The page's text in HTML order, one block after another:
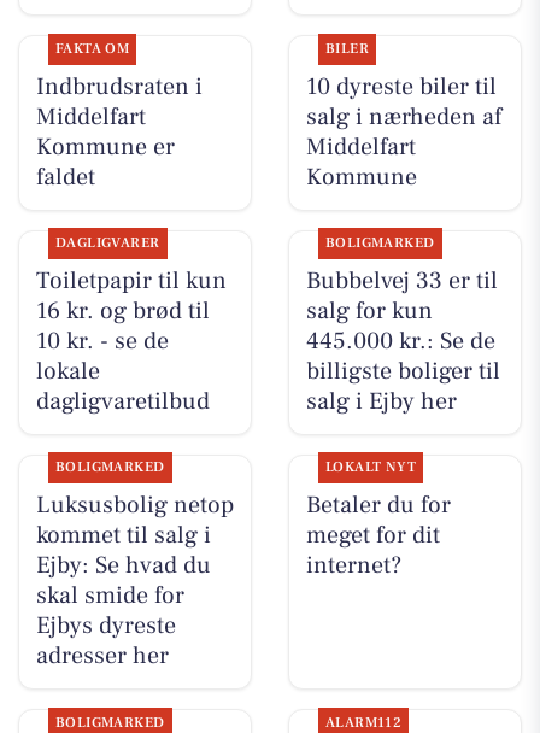
FAKTA OM
Indbrudsraten i
Middelfart
Kommune er
faldet
BILER
10 dyreste biler til
salg i nærheden af
Middelfart
Kommune
DAGLIGVARER
Toiletpapir til kun
16 kr. og brød til
10 kr. - se de
lokale
dagligvaretilbud
BOLIGMARKED
Bubbelvej 33 er til
salg for kun
445.000 kr.: Se de
billigste boliger til
salg i Ejby her
BOLIGMARKED
Luksusbolig netop
kommet til salg i
Ejby: Se hvad du
skal smide for
Ejbys dyreste
adresser her
LOKALT NYT
Betaler du for
meget for dit
internet?
BOLIGMARKED ALARM112